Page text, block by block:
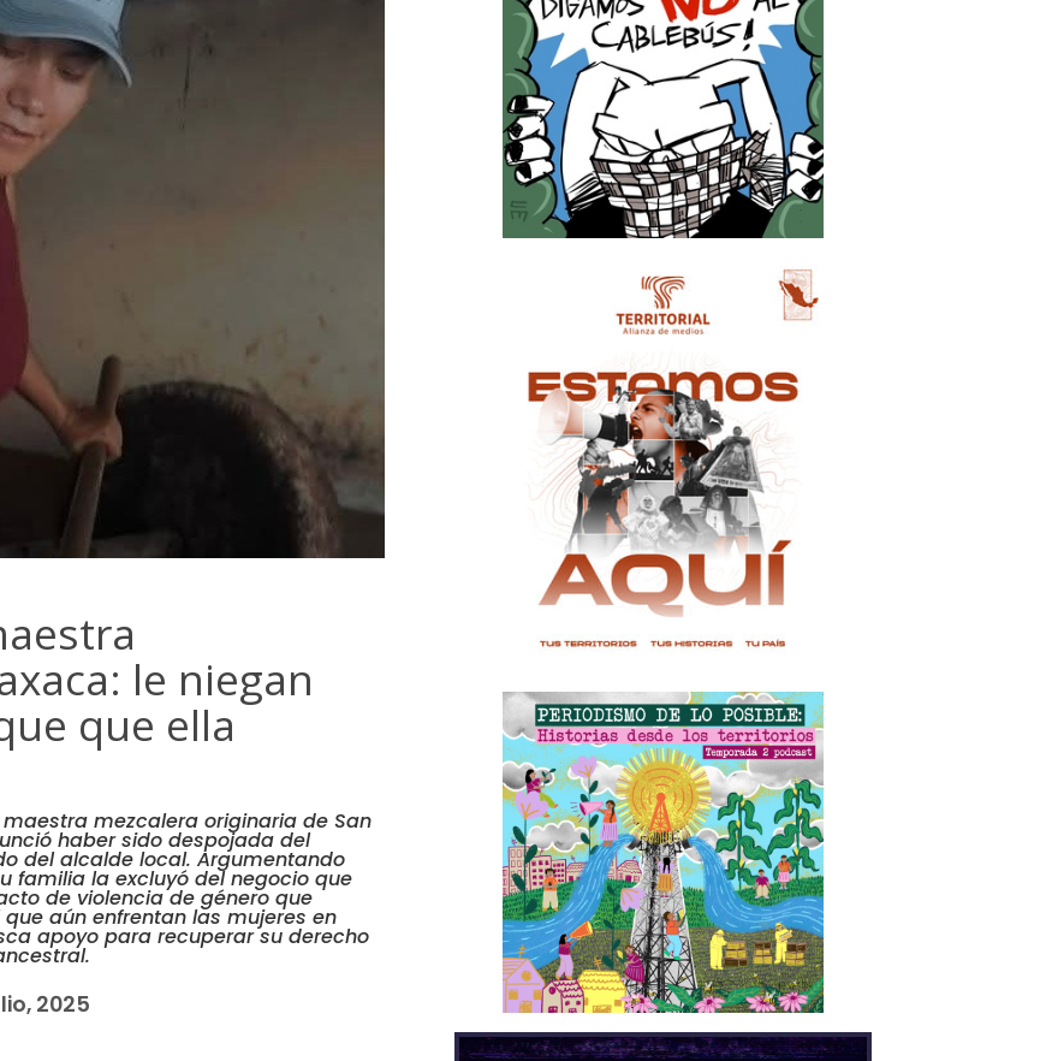
le niegan
que ella
mezcalera originaria de San
haber sido despojada del
del alcalde local. Argumentando
familia la excluyó del negocio que
de violencia de género que
aún enfrentan las mujeres en
apoyo para recuperar su derecho
2025